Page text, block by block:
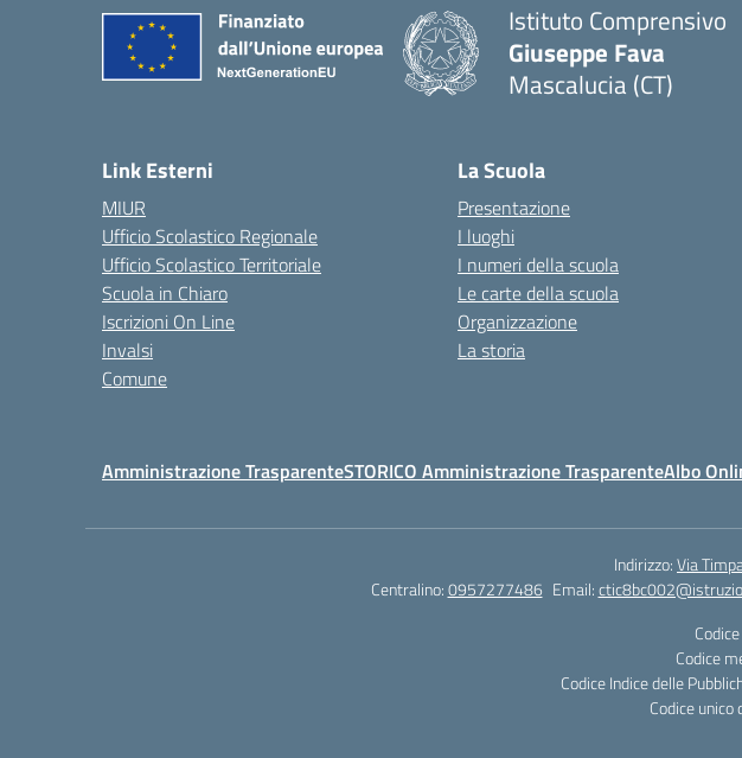
Istituto Comprensivo
Giuseppe Fava
Mascalucia (CT)
Link Esterni
MIUR
Ufficio Scolastico Regionale
Ufficio Scolastico Territoriale
Scuola in Chiaro
Iscrizioni On Line
Invalsi
Comune
La Scuola
Presentazione
I luoghi
I numeri della scuola
Le carte della scuola
Organizzazione
La storia
Amministrazione TrasparenteSTORICO Amministrazione TrasparenteAlbo
Indirizzo:Via
Centralino:0957277486 Email:
Codice
Codice Indice delle
Codice unico